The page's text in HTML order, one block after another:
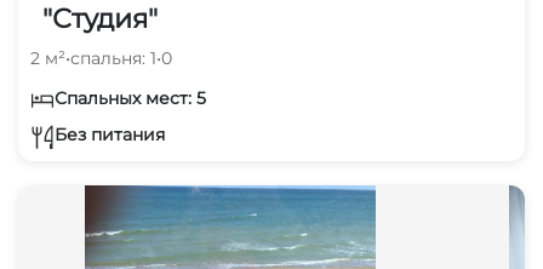
"Студия"
2 м²•спальня: 1•0
Спальных мест: 5
Без питания